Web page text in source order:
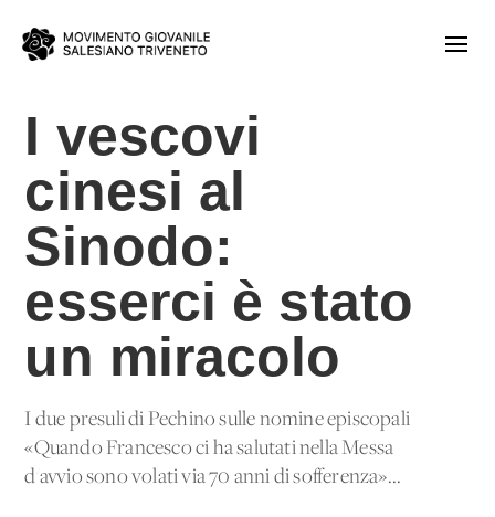
I vescovi
cinesi al
Sinodo:
esserci è stato
un miracolo
I due presuli di Pechino sulle nomine episcopali
«Quando Francesco ci ha salutati nella Messa
d'avvio sono volati via 70 anni di sofferenza»...